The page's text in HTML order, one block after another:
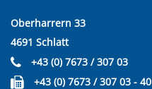
Oberharrern 33
4691 Schlatt
+43 (0) 7673 / 307 03
+43 (0) 7673 / 307 03 - 40